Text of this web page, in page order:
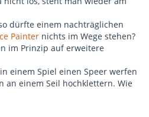
dürfte einem nachträglichen
Painter nichts im Wege stehen?
im Prinzip auf erweitere
einem Spiel einen Speer werfen
an einem Seil hochklettern. Wie